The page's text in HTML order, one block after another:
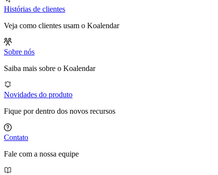
Histórias de clientes
Veja como clientes usam o Koalendar
Sobre nós
Saiba mais sobre o Koalendar
Novidades do produto
Fique por dentro dos novos recursos
Contato
Fale com a nossa equipe